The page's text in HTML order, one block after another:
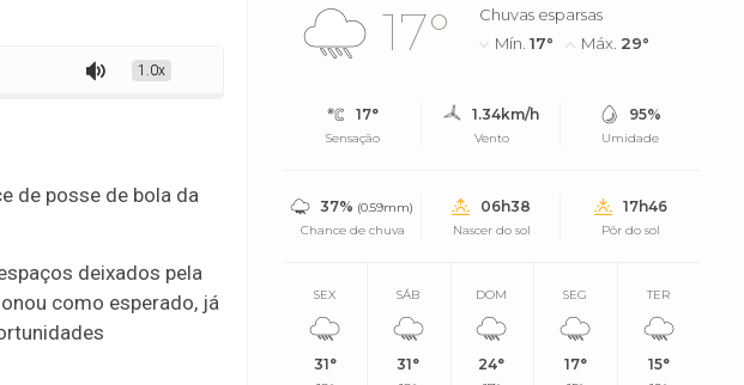
bola do Brasil contra a Noruega
1.0x
de posse de bola da
deixados pela
como esperado, já
17°
Chuvas esparsas
Mín.17° Máx. 29°
17°
Sensação
1.34km/h
Vento
95%
Umidade
37% (0.59mm)
Chance de chuva
06h38
Nascer do sol
17h46
Pôr do sol
SEX
31°
SÁB
31°
DOM
24°
SEG
17°
TER
15°